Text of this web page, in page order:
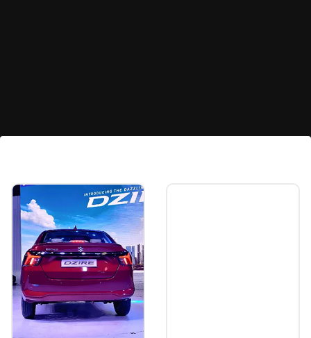
సేవింగ్స్ అకౌంట్ లో ఒక రోజులో రూ.2 లక్షలకు మించి నగదు
లావాదేవీలు చేయకూడదు.
Image credits: social media